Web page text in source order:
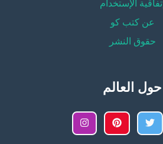
إتفاقية الإستخدام
عن كتب كو
حقوق النشر
حول العالم